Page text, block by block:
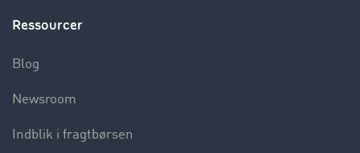
Ressourcer
Blog
Newsroom
Indblik i fragtbørsen